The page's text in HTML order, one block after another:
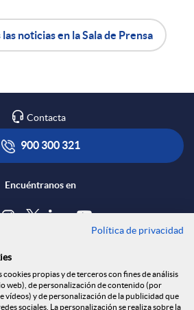
noticias en la Sala de Prensa
Contacta
900 300 321
Encuéntranos en
Tablón de anuncios
Política de cookies
Aviso legal
Política de privacidad
propias y de terceros con fines de análisis
web), de personalización de contenido (por
vídeos) y de personalización de la publicidad que
sociales. La personalización se realiza sobre la